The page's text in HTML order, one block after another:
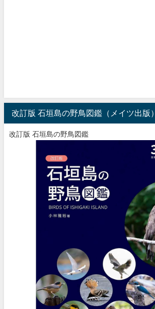
改訂版 石垣島の野鳥図鑑（メイツ出版）
改訂版 石垣島の野鳥図鑑